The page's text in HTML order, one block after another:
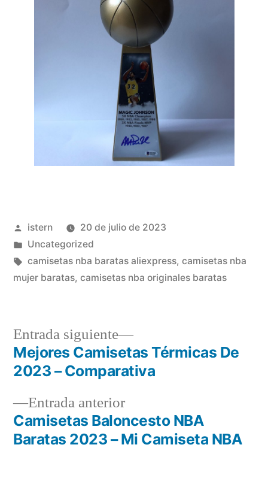
Publicado
por
istern
20 de julio de 2023
Publicado
en
Uncategorized
Etiquetas:
camisetas nba baratas aliexpress, camisetas nba
mujer baratas, camisetas nba originales baratas
Navegación
entradas
Entrada anteriorEntrada
anterior:
Camisetas Baloncesto NBA
Baratas 2023 – Mi Camiseta NBA
Entrada siguiente
Entrada
siguiente:
Mejores Camisetas Térmicas De
2023 – Comparativa